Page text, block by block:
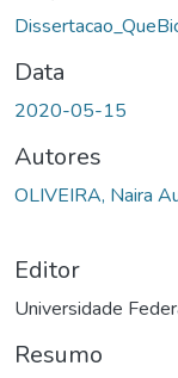
Data
2020-05-15
Autores
OLIVEIRA, Naira
Editor
Universidade
Resumo